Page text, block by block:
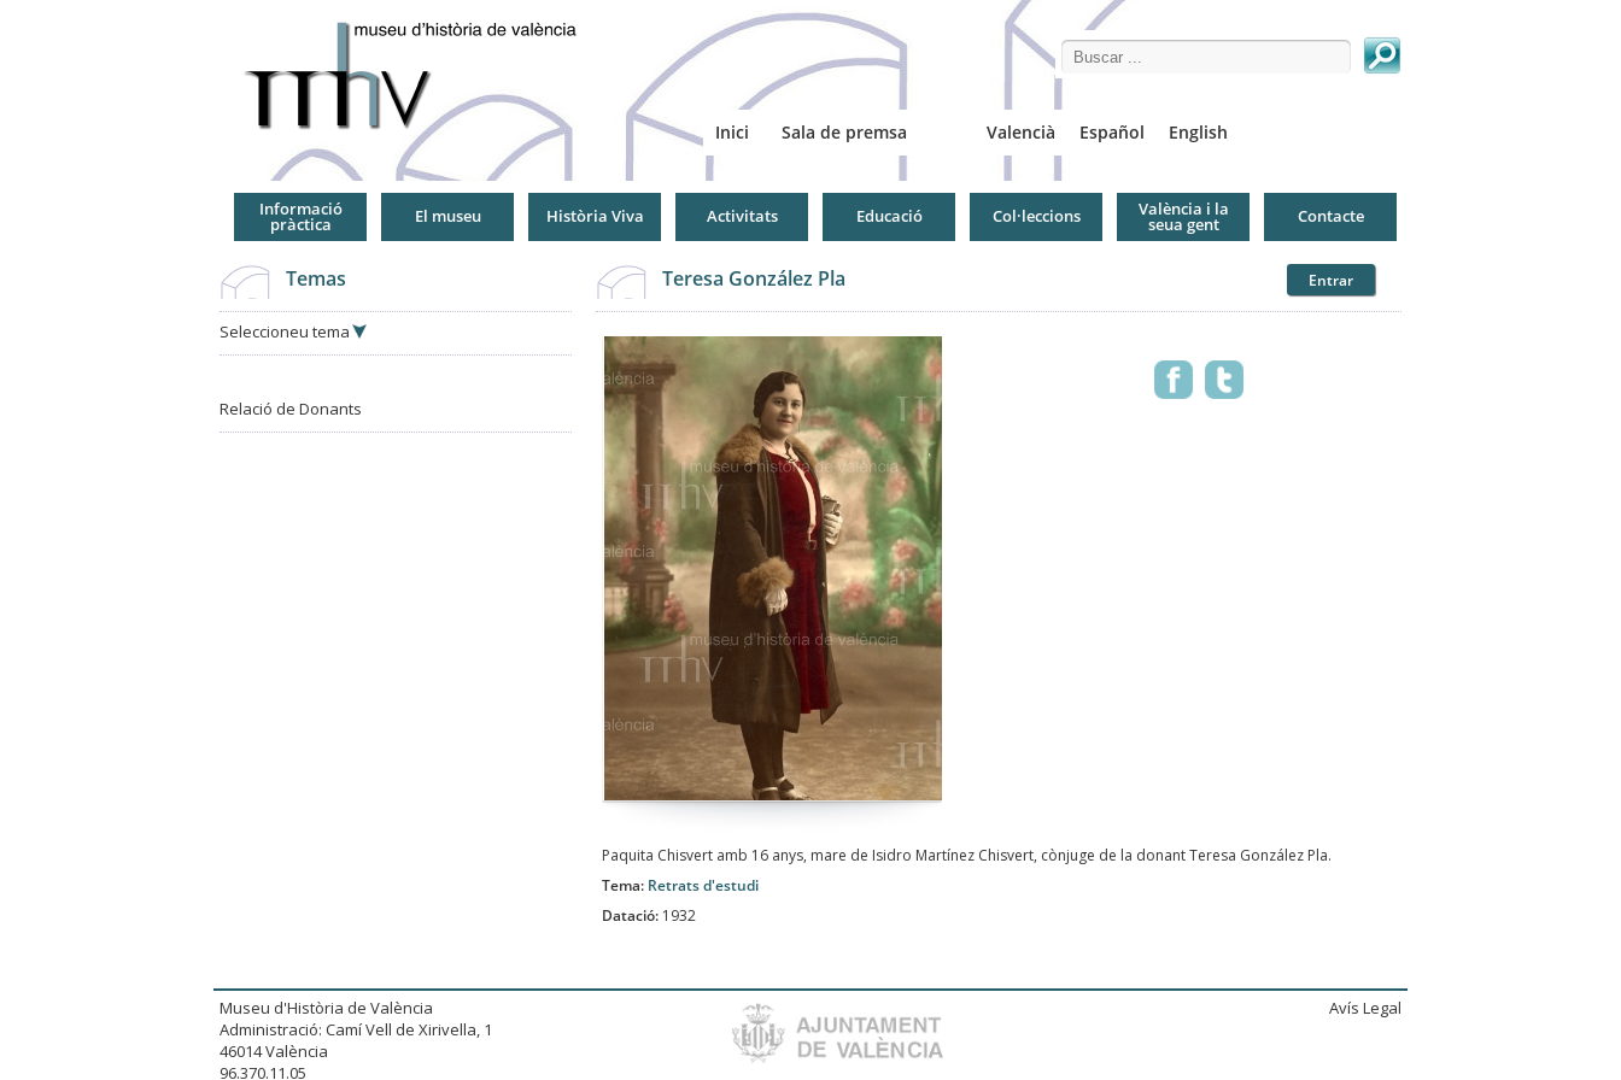
Search this site
Valencià Español English
Inici Sala de premsa
Informació
pràctica El museu Història Viva Activitats Educació Col·leccions València i la
seua gent Contacte
Temas
Seleccioneu tema
Relació de Donants
Teresa González Pla Entrar
Paquita Chisvert amb 16 anys, mare de Isidro Martínez Chisvert, cònjuge de la donant Teresa González Pla.
Tema: Retrats d'estudi
Datació: 1932
Museu d'Història de València
Administració: Camí Vell de Xirivella, 1
46014 València
96.370.11.05
Avís Legal